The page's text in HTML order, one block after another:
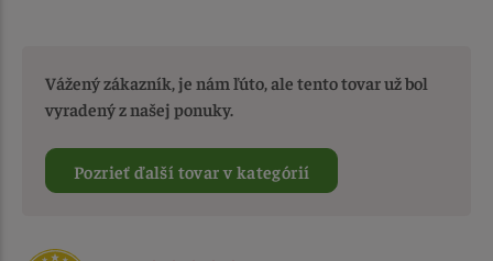
Vážený zákazník, je nám ľúto, ale tento tovar už bol
vyradený z našej ponuky.
Pozrieť ďalší tovar v kategórií